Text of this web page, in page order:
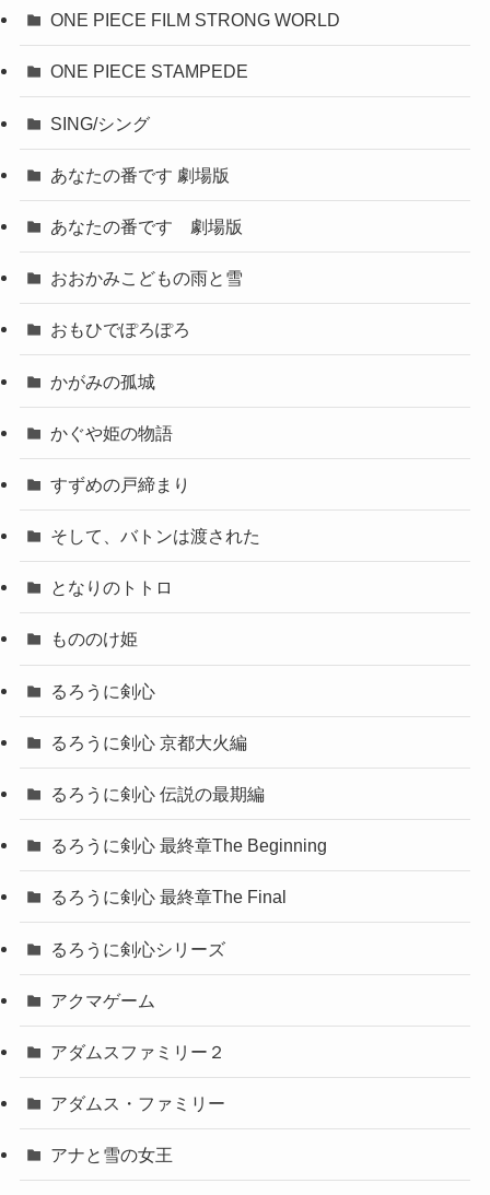
ONE PIECE FILM STRONG WORLD
ONE PIECE STAMPEDE
SING/シング
あなたの番です 劇場版
あなたの番です 劇場版
おおかみこどもの雨と雪
おもひでぽろぽろ
かがみの孤城
かぐや姫の物語
すずめの戸締まり
そして、バトンは渡された
となりのトトロ
もののけ姫
るろうに剣心
るろうに剣心 京都大火編
るろうに剣心 伝説の最期編
るろうに剣心 最終章The Beginning
るろうに剣心 最終章The Final
るろうに剣心シリーズ
アクマゲーム
アダムスファミリー２
アダムス・ファミリー
アナと雪の女王